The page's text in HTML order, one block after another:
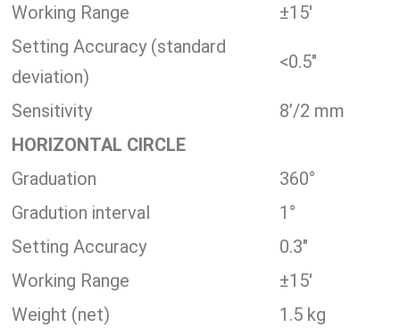
Working Range
±15′
Setting Accuracy (standard
deviation)
<0.5″
Sensitivity
8’/2 mm
HORIZONTAL CIRCLE
Graduation
360°
Gradution interval
1°
Setting Accuracy
0.3″
Working Range
±15′
Weight (net)
1.5 kg